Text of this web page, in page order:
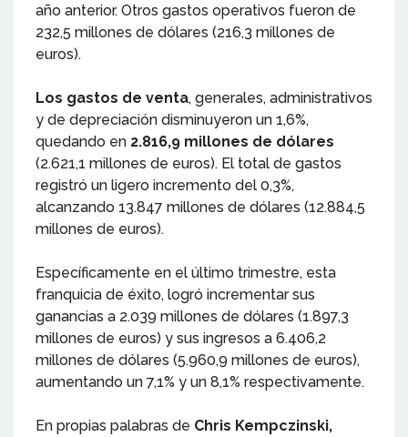
año anterior. Otros gastos operativos fueron de
232,5 millones de dólares (216,3 millones de
euros).
Los gastos de venta, generales, administrativos
y de depreciación disminuyeron un 1,6%,
quedando en 2.816,9 millones de dólares
(2.621,1 millones de euros). El total de gastos
registró un ligero incremento del 0,3%,
alcanzando 13.847 millones de dólares (12.884,5
millones de euros).
Específicamente en el último trimestre, esta
franquicia de éxito, logró incrementar sus
ganancias a 2.039 millones de dólares (1.897,3
millones de euros) y sus ingresos a 6.406,2
millones de dólares (5.960,9 millones de euros),
aumentando un 7,1% y un 8,1% respectivamente.
En propias palabras de Chris Kempczinski,